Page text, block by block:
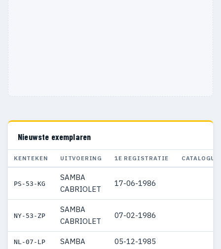
Nieuwste exemplaren
KENTEKEN UITVOERING 1E REGISTRATIE
PS-53-KG
SAMBA
CABRIOLET
17-06-1986
NY-53-ZP
SAMBA
CABRIOLET
07-02-1986
NL-07-LP SAMBA 05-12-1985